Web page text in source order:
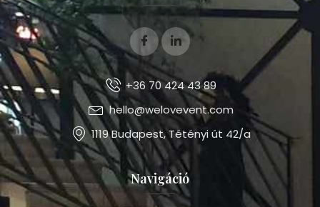
+36 70 424 43 89
hello@welovevent.com
1119 Budapest, Tétényi út 42/a
Navigáció